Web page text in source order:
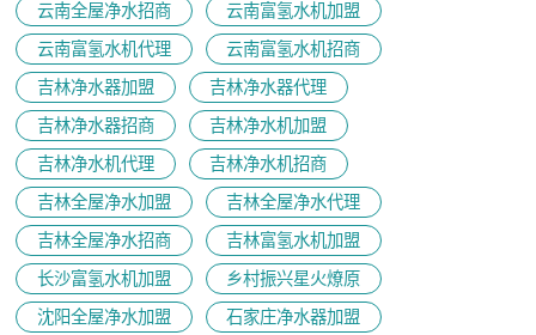
云南全屋净水招商
云南富氢水机加盟
云南富氢水机代理
云南富氢水机招商
吉林净水器加盟
吉林净水器代理
吉林净水器招商
吉林净水机加盟
吉林净水机代理
吉林净水机招商
吉林全屋净水加盟
吉林全屋净水代理
吉林全屋净水招商
吉林富氢水机加盟
长沙富氢水机加盟
乡村振兴星火燎原
沈阳全屋净水加盟
石家庄净水器加盟